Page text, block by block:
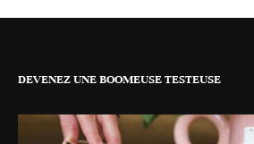
DEVENEZ UNE BOOMEUSE TESTEUSE